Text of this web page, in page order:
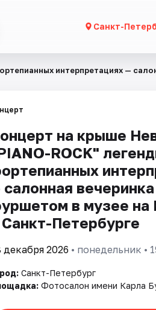
Санкт-
интерпретациях —
на крыше
ROCK"
салонная
в музее на
Санкт-Петербурге
декабря 2026 • понедельник •
Санкт-Петербург
Фотосалон имени Карла